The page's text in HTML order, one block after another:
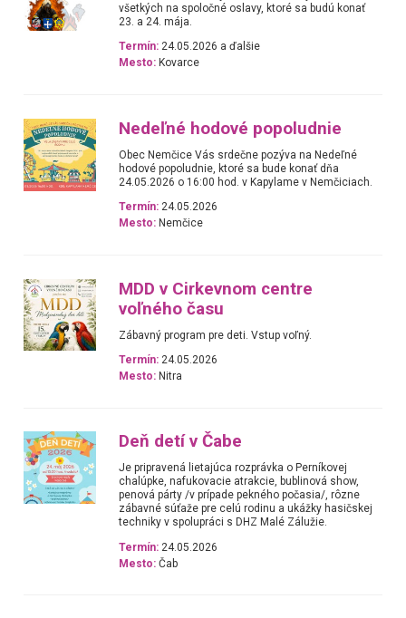
všetkých na spoločné oslavy, ktoré sa budú konať
23. a 24. mája.
Termín: 24.05.2026 a ďalšie
Mesto: Kovarce
Nedeľné hodové popoludnie
Obec Nemčice Vás srdečne pozýva na Nedeľné
hodové popoludnie, ktoré sa bude konať dňa
24.05.2026 o 16:00 hod. v Kapylame v Nemčiciach.
Termín: 24.05.2026
Mesto: Nemčice
MDD v Cirkevnom centre
voľného času
Zábavný program pre deti. Vstup voľný.
Termín: 24.05.2026
Mesto: Nitra
Deň detí v Čabe
Je pripravená lietajúca rozprávka o Perníkovej
chalúpke, nafukovacie atrakcie, bublinová show,
penová párty /v prípade pekného počasia/, rôzne
zábavné súťaže pre celú rodinu a ukážky hasičskej
techniky v spolupráci s DHZ Malé Zálužie.
Termín: 24.05.2026
Mesto: Čab